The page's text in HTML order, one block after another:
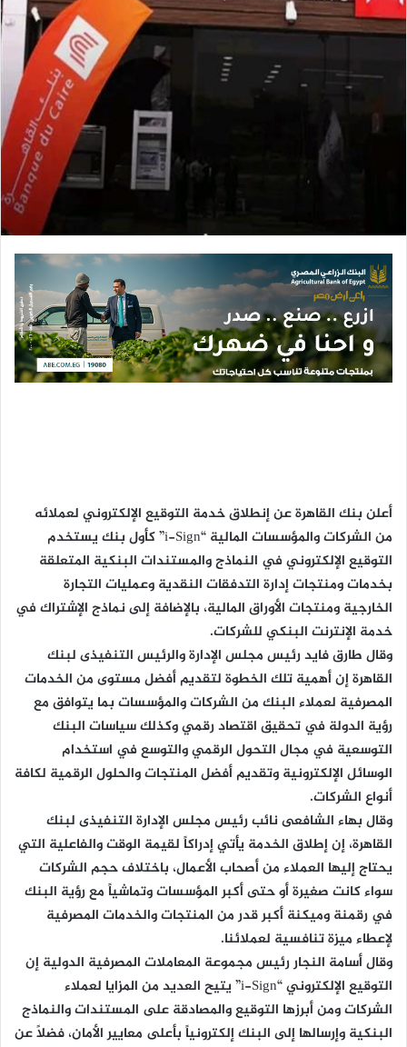
ر
ي
ا
ي
ا
أعلن بنك القاهرة عن إنطلاق خدمة التوقيع الإلكتروني لعملائه
من الشركات والمؤسسات المالية “i-Sign” كأول بنك يستخدم
التوقيع الإلكتروني في النماذج والمستندات البنكية المتعلقة
بخدمات ومنتجات إدارة التدفقات النقدية وعمليات التجارة
الخارجية ومنتجات الأوراق المالية، بالإضافة إلى نماذج الإشتراك في
خدمة الإنترنت البنكي للشركات.
وقال طارق فايد رئيس مجلس الإدارة والرئيس التنفيذى لبنك
القاهرة إن أهمية تلك الخطوة لتقديم أفضل مستوى من الخدمات
المصرفية لعملاء البنك من الشركات والمؤسسات بما يتوافق مع
رؤية الدولة في تحقيق اقتصاد رقمي وكذلك سياسات البنك
التوسعية في مجال التحول الرقمي والتوسع في استخدام
الوسائل الإلكترونية وتقديم أفضل المنتجات والحلول الرقمية لكافة
أنواع الشركات.
وقال بهاء الشافعى نائب رئيس مجلس الإدارة التنفيذى لبنك
القاهرة، إن إطلاق الخدمة يأتي إدراكاً لقيمة الوقت والفاعلية التي
يحتاج إليها العملاء من أصحاب الأعمال، باختلاف حجم الشركات
سواء كانت صغيرة أو حتى أكبر المؤسسات وتماشياً مع رؤية البنك
في رقمنة وميكنة أكبر قدر من المنتجات والخدمات المصرفية
لإعطاء ميزة تنافسية لعملائنا.
وقال أسامة النجار رئيس مجموعة المعاملات المصرفية الدولية إن
التوقيع الإلكتروني “i-Sign” يتيح العديد من المزايا لعملاء
الشركات ومن أبرزها التوقيع والمصادقة على المستندات والنماذج
البنكية وإرسالها إلى البنك إلكترونياً بأعلى معايير الأمان، فضلاً عن